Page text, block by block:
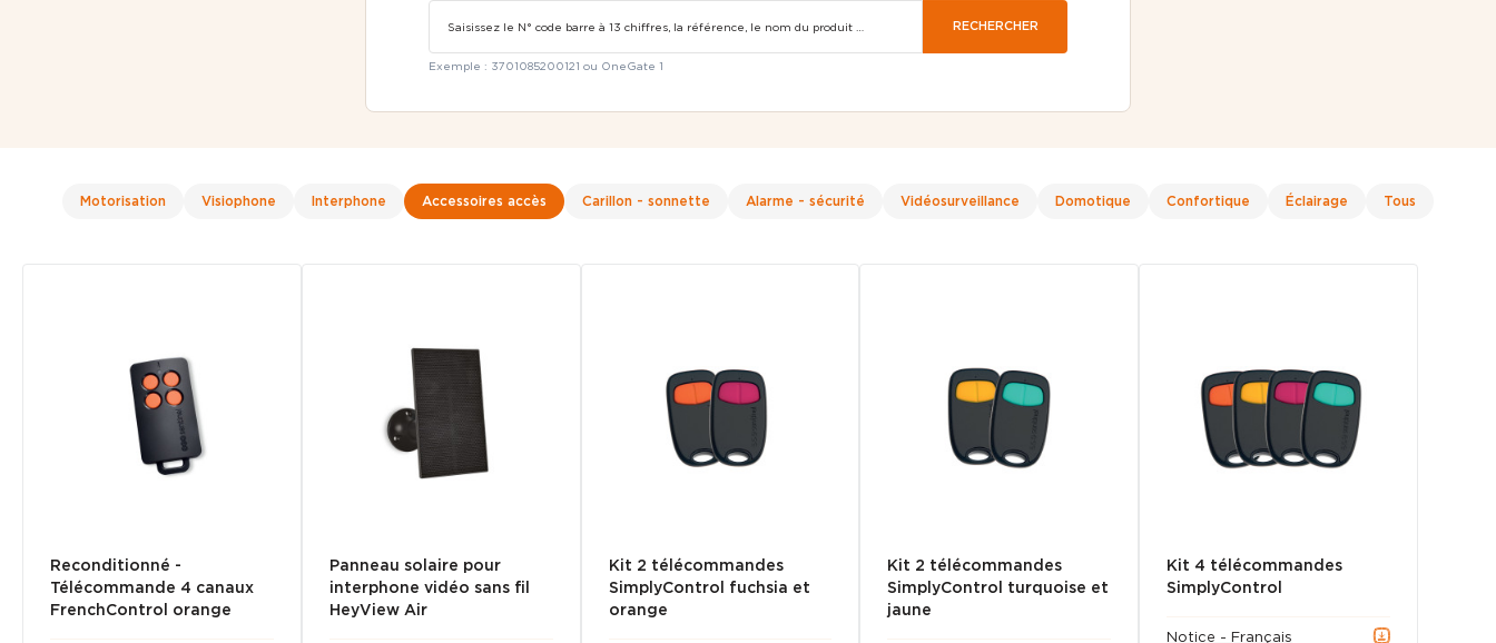
RECHERCHER
Exemple : 3701085200121 ou OneGate 1
Motorisation Visiophone Interphone Accessoires accès Carillon - sonnette Alarme - sécurité Vidéosurveillance Domotique Confortique Éclairage Tous
Reconditionné -
Télécommande 4 canaux
FrenchControl orange
Panneau solaire pour
interphone vidéo sans fil
HeyView Air
Kit 2 télécommandes
SimplyControl fuchsia et
orange
Kit 2 télécommandes
SimplyControl turquoise et
jaune
Kit 4 télécommandes
SimplyControl
Notice - Français